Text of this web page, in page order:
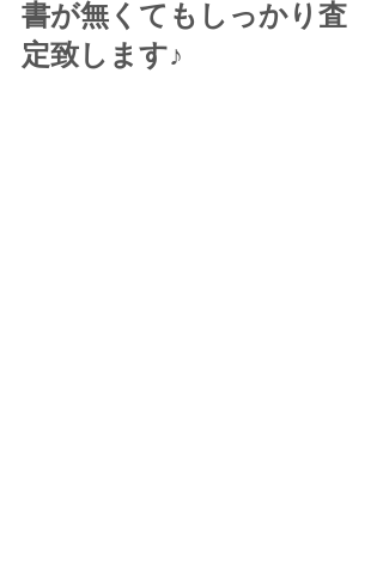
書が無くてもしっかり査
定致します♪